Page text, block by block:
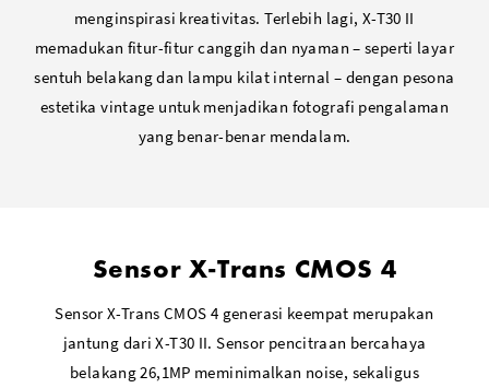
1x Female stereo Micro(2.5mm) to Multi-connector cable
menginspirasi kreativitas. Terlebih lagi, X-T30 II
memadukan fitur-fitur canggih dan nyaman – seperti layar
sentuh belakang dan lampu kilat internal – dengan pesona
estetika vintage untuk menjadikan fotografi pengalaman
yang benar-benar mendalam.
Sensor X-Trans CMOS 4
Sensor X-Trans CMOS 4 generasi keempat merupakan
jantung dari X-T30 II. Sensor pencitraan bercahaya
belakang 26,1MP meminimalkan noise, sekaligus